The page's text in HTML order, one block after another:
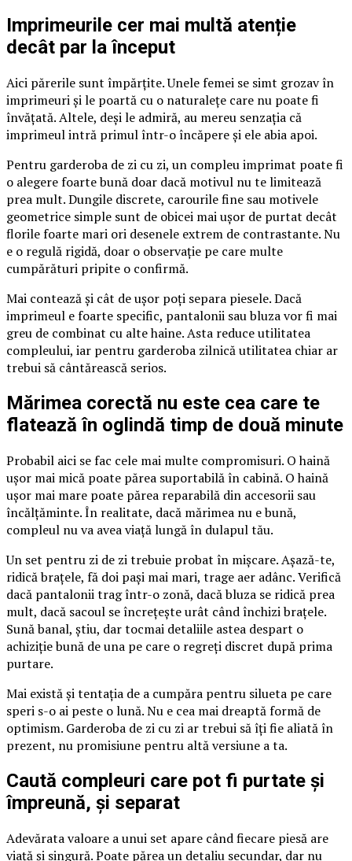
Imprimeurile cer mai multă atenție
decât par la început
Aici părerile sunt împărțite. Unele femei se simt grozav în
imprimeuri și le poartă cu o naturalețe care nu poate fi
învățată. Altele, deși le admiră, au mereu senzația că
imprimeul intră primul într-o încăpere și ele abia apoi.
Pentru garderoba de zi cu zi, un compleu imprimat poate fi
o alegere foarte bună doar dacă motivul nu te limitează
prea mult. Dungile discrete, carourile fine sau motivele
geometrice simple sunt de obicei mai ușor de purtat decât
florile foarte mari ori desenele extrem de contrastante. Nu
e o regulă rigidă, doar o observație pe care multe
cumpărături pripite o confirmă.
Mai contează și cât de ușor poți separa piesele. Dacă
imprimeul e foarte specific, pantalonii sau bluza vor fi mai
greu de combinat cu alte haine. Asta reduce utilitatea
compleului, iar pentru garderoba zilnică utilitatea chiar ar
trebui să cântărească serios.
Mărimea corectă nu este cea care te
flatează în oglindă timp de două minute
Probabil aici se fac cele mai multe compromisuri. O haină
ușor mai mică poate părea suportabilă în cabină. O haină
ușor mai mare poate părea reparabilă din accesorii sau
încălțăminte. În realitate, dacă mărimea nu e bună,
compleul nu va avea viață lungă în dulapul tău.
Un set pentru zi de zi trebuie probat în mișcare. Așază-te,
ridică brațele, fă doi pași mai mari, trage aer adânc. Verifică
dacă pantalonii trag într-o zonă, dacă bluza se ridică prea
mult, dacă sacoul se încrețește urât când închizi brațele.
Sună banal, știu, dar tocmai detaliile astea despart o
achiziție bună de una pe care o regreți discret după prima
purtare.
Mai există și tentația de a cumpăra pentru silueta pe care
speri s-o ai peste o lună. Nu e cea mai dreaptă formă de
optimism. Garderoba de zi cu zi ar trebui să îți fie aliată în
prezent, nu promisiune pentru altă versiune a ta.
Caută compleuri care pot fi purtate și
împreună, și separat
Adevărata valoare a unui set apare când fiecare piesă are
viață și singură. Poate părea un detaliu secundar, dar nu